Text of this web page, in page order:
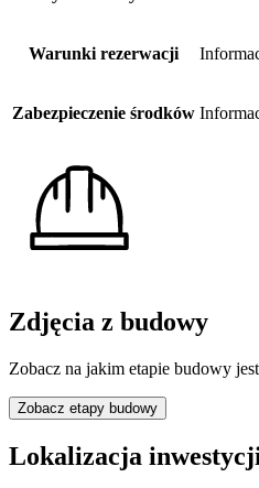
Warunki rezerwacji
Zabezpieczenie środków
Zdjęcia z budowy
Zobacz na jakim etapie budowy
Zobacz etapy budowy
Lokalizacja